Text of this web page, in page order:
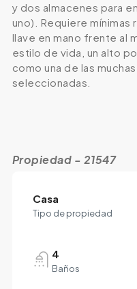
y dos almacenes para
uno). Requiere mínimas
llave en mano frente al
estilo de vida, un alto
como una de las
seleccionadas.
Propiedad - 21547
Casa
Tipo de propiedad
4
Baños